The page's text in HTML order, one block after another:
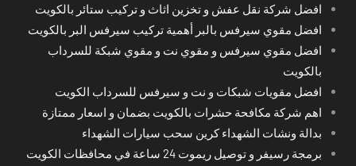
افضل شركة نقل عفش و تخزين اثاث و تركيب ستائر بالكويت
افضل مقوي سيرفس بالبر أهمية تركيب سيرفس البر بالكويت
افضل مقوي سيرفس و مقوي نت و مقوي شبكة للسرداب
بالكويت
افضل مقويات شبكات و نت و سيرفس للسرداب الكويت
اهم شركة مكافحة حشرات بالكويت بضمان و اسعار ممتازة
بدالة ونشات الشهداء كرين سحب سيارات الشهداء
برمجة رسيفر و توصيل ريموت 24 ساعة في محافظات الكويت